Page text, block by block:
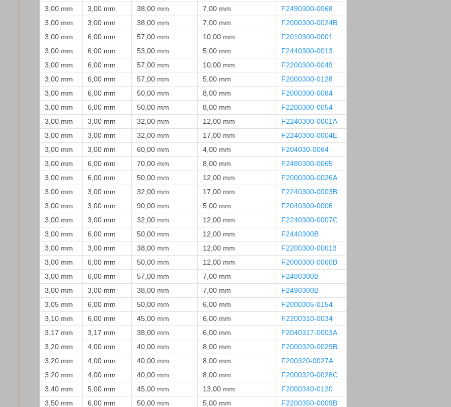
3,00 mm
3,00 mm 38,00 mm 7,00 mm
F2490300-0068
3,00 mm
3,00 mm 38,00 mm 7,00 mm
F2000300-0024B
3,00 mm
6,00 mm 57,00 mm 10,00 mm
F2010300-0001
3,00 mm
6,00 mm 53,00 mm 5,00 mm
F2440300-0013
3,00 mm
6,00 mm 57,00 mm 10,00 mm
F2200300-0049
3,00 mm
6,00 mm 57,00 mm 5,00 mm
F2000300-0128
3,00 mm
6,00 mm 50,00 mm 8,00 mm
F2000300-0084
3,00 mm
6,00 mm 50,00 mm 8,00 mm
F2200300-0054
3,00 mm
3,00 mm 32,00 mm 12,00 mm
F2240300-0001A
3,00 mm
3,00 mm 32,00 mm 17,00 mm
F2240300-0004E
3,00 mm
3,00 mm 60,00 mm 4,00 mm
F204030-0064
3,00 mm
6,00 mm 70,00 mm 8,00 mm
F2480300-0065
3,00 mm
6,00 mm 50,00 mm 12,00 mm
F2000300-0026A
3,00 mm
3,00 mm 32,00 mm 17,00 mm
F2240300-0003B
3,00 mm
3,00 mm 90,00 mm 5,00 mm
F2040300-0006
3,00 mm
3,00 mm 32,00 mm 12,00 mm
F2240300-0007C
3,00 mm
6,00 mm 50,00 mm 12,00 mm
F2440300B
3,00 mm
3,00 mm 38,00 mm 12,00 mm
F2200300-00613
3,00 mm
6,00 mm 50,00 mm 12,00 mm
F2000300-0060B
3,00 mm
6,00 mm 57,00 mm 7,00 mm
F2480300B
3,00 mm
3,00 mm 38,00 mm 7,00 mm
F2490300B
3,05 mm
6,00 mm 50,00 mm 6,00 mm
F2000305-0154
3,10 mm
6,00 mm 45,00 mm 6,00 mm
F2200310-0034
3,17 mm
3,17 mm 38,00 mm 6,00 mm
F2040317-0003A
3,20 mm
4,00 mm 40,00 mm 8,00 mm
F2000320-0029B
3,20 mm
4,00 mm 40,00 mm 8,00 mm
F200320-0027A
3,20 mm
4,00 mm 40,00 mm 8,00 mm
F2000320-0028C
3,40 mm
5,00 mm 45,00 mm 13,00 mm
F2000340-0120
3,50 mm
6,00 mm 50,00 mm 5,00 mm F2200350-0009B